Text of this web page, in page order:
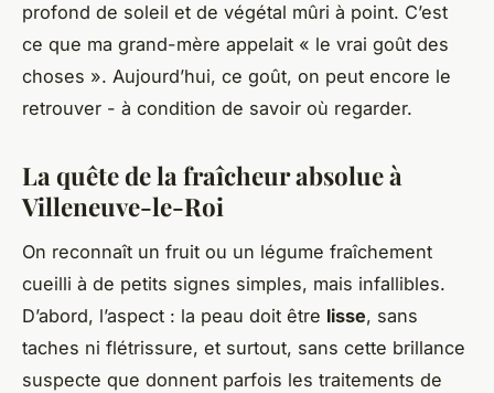
profond de soleil et de végétal mûri à point. C’est
ce que ma grand-mère appelait « le vrai goût des
choses ». Aujourd’hui, ce goût, on peut encore le
retrouver - à condition de savoir où regarder.
La quête de la fraîcheur absolue à
Villeneuve-le-Roi
On reconnaît un fruit ou un légume fraîchement
cueilli à de petits signes simples, mais infallibles.
D’abord, l’aspect : la peau doit être lisse, sans
taches ni flétrissure, et surtout, sans cette brillance
suspecte que donnent parfois les traitements de